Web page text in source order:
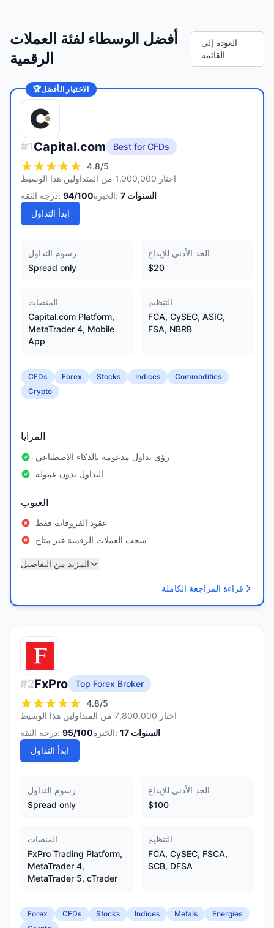
أفضل الوسطاء لفئة العملات
الرقمية
العودة إلى
القائمة
🏆الاختيار الأفضل
#1Capital.com
Best for CFDs
4.8/5
اختار 1,000,000 من المتداولين هذا الوسيط
درجة الثقة: 94/100 الخبرة: 7 السنوات
ابدأ التداول
رسوم التداول
Spread only
الحد الأدنى للإيداع
$20
المنصات
Capital.com Platform,
MetaTrader 4, Mobile
App
التنظيم
FCA, CySEC, ASIC,
FSA, NBRB
CFDs Forex Stocks Indices
Commodities
Crypto
المزايا
رؤى تداول مدعومة بالذكاء الاصطناعي
التداول بدون عمولة
العيوب
عقود الفروقات فقط
سحب العملات الرقمية غير متاح
المزيد من التفاصيل
قراءة المراجعة الكاملة
#2FxPro
Top Forex Broker
4.8/5
اختار 7,800,000 من المتداولين هذا الوسيط
درجة الثقة: 95/100 الخبرة: 17 السنوات
ابدأ التداول
رسوم التداول
Spread only
الحد الأدنى للإيداع
$100
المنصات
FxPro Trading Platform,
MetaTrader 4,
MetaTrader 5, cTrader
التنظيم
FCA, CySEC, FSCA,
SCB, DFSA
Forex CFDs Stocks Indices Metals
Energies